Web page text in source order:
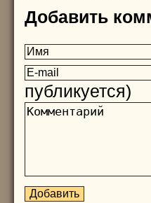
Добавить
публикуется)